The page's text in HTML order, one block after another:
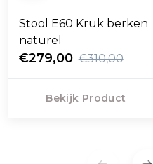
Stool E60 Kruk berken
naturel
€279,00 €310,00
Bekijk Product